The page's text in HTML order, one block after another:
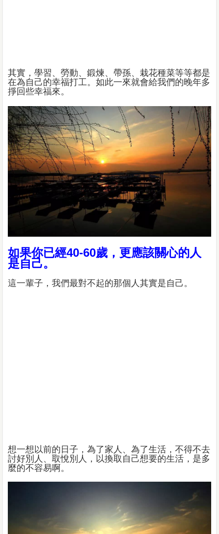
其實，學習、勞動、鍛煉、帶孫、栽花種菜等等都是
在為自己的幸福打工。如此一來就會給我們的晚年多
掙回些幸福來。
如果你已經40-60歲，更應該關心的人
是自己。
這一輩子，我們最對不起的那個人其實是自己。
想一想以前的日子，為了家人、為了生活，不得不去
討好別人、取悅別人，以換取自己想要的生活，是多
麼的不容易啊。